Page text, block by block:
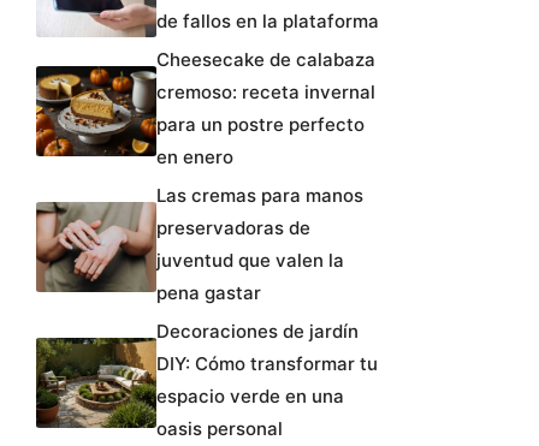
de fallos en la plataforma
Cheesecake de calabaza
cremoso: receta invernal
para un postre perfecto
en enero
Las cremas para manos
preservadoras de
juventud que valen la
pena gastar
Decoraciones de jardín
DIY: Cómo transformar tu
espacio verde en una
oasis personal